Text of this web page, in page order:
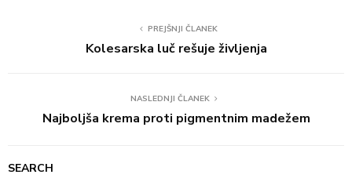
PREJŠNJI ČLANEK
Kolesarska luč rešuje življenja
NASLEDNJI ČLANEK
Najboljša krema proti pigmentnim madežem
SEARCH